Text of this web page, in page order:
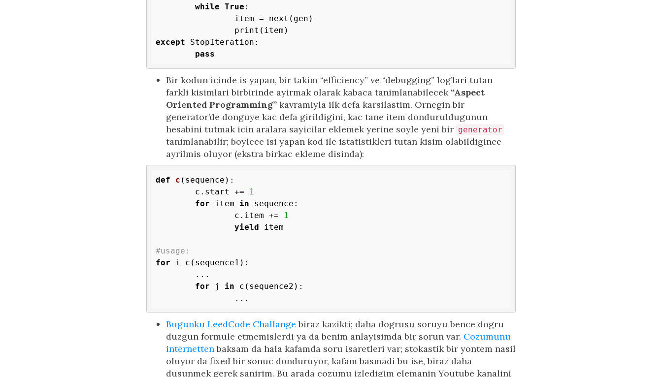
while True :
except StopIteration:
pass
Bir kodun icinde is yapan, bir takim “efficiency” ve “debugging” log’lari tutan
farkli kisimlari birbirinde ayirmak olarak kabaca tanimlanabilecek “Aspect
Oriented Programming” kavramiyla ilk defa karsilastim. Ornegin bir
generator’de donguye kac defa girildigini, kac tane item donduruldugunun
hesabini tutmak icin aralara sayicilar eklemek yerine soyle yeni bir generator
tanimlanabilir; boylece isi yapan kod ile istatistikleri tutan kisim olabildigince
ayrilmis oluyor (ekstra birkac ekleme disinda):
def c (sequence) :
	c.start +=
1
for item in sequence:
		c.item +=
1
yield item
#usage:
for i c(sequence1):
for j in c(sequence2):
Bugunku LeedCode Challange biraz kazikti; daha dogrusu soruyu bence dogru
duzgun formule etmemislerdi ya da benim anlayisimda bir sorun var. Cozumunu
internettenbaksam da hala kafamda soru isaretleri var; stokastik bir yontem nasil
oluyor da fixed bir sonuc donduruyor, kafam basmadi bu ise, biraz daha
dusunmek gerek sanirim. Bu arada cozumu izledigim elemanin Youtube kanalini